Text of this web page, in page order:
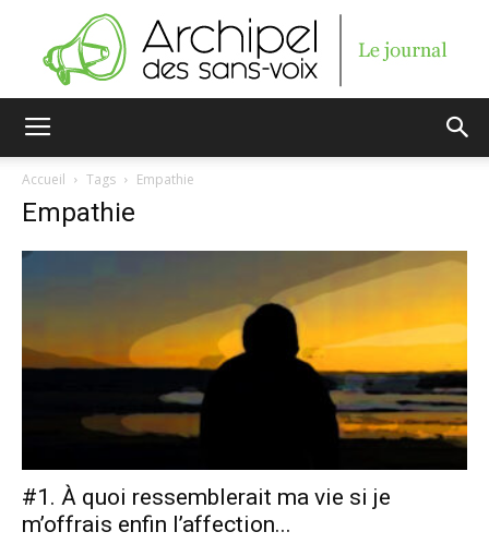
sans-
Accueil Tags Empathie
Empathie
#1. À quoi ressemblerait ma vie si je
m’offrais enfin l’affection...